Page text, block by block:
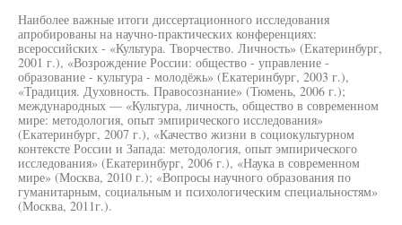
Наиболее важные итоги диссертационного исследования
апробированы на научно-практических конференциях:
всероссийских - «Культура. Творчество. Личность» (Екатеринбург,
2001 г.), «Возрождение России: общество - управление -
образование - культура - молодёжь» (Екатеринбург, 2003 г.),
«Традиция. Духовность. Правосознание» (Тюмень, 2006 г.);
международных — «Культура, личность, общество в современном
мире: методология, опыт эмпирического исследования»
(Екатеринбург, 2007 г.), «Качество жизни в социокультурном
контексте России и Запада: методология, опыт эмпирического
исследования» (Екатеринбург, 2006 г.), «Наука в современном
мире» (Москва, 2010 г.); «Вопросы научного образования по
гуманитарным, социальным и психологическим специальностям»
(Москва, 2011г.).